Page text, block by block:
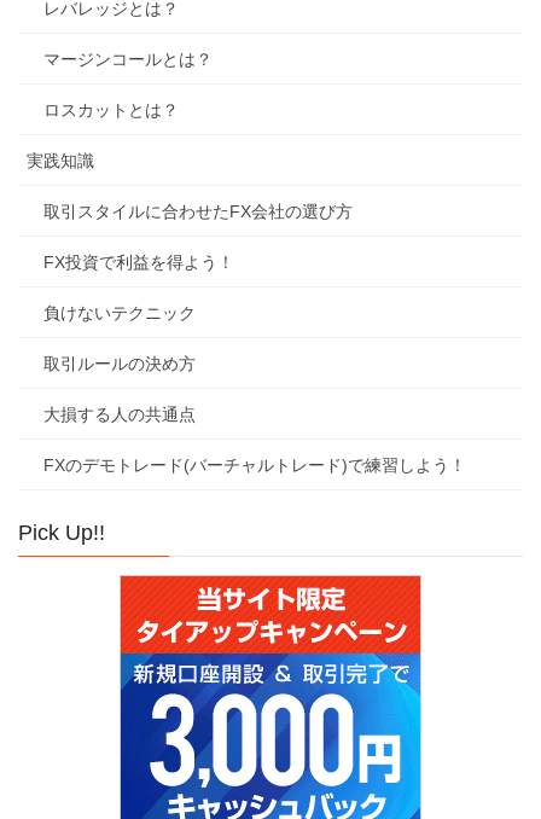
レバレッジとは？
マージンコールとは？
ロスカットとは？
実践知識
取引スタイルに合わせたFX会社の選び方
FX投資で利益を得よう！
負けないテクニック
取引ルールの決め方
大損する人の共通点
FXのデモトレード(バーチャルトレード)で練習しよう！
Pick Up!!